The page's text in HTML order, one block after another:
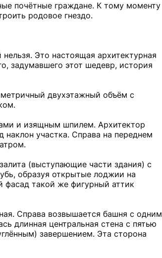
почётные граждане. К тому моменту
родовое гнездо.
Это настоящая архитектурная
задумавшего этот шедевр, история
двухэтажный объём с
и изящным шпилем. Архитектор
участка. Справа на переднем
(выступающие части здания) с
образуя открытые лоджии на
фасад такой же фигурный аттик
Справа возвышается башня с одним
длинная центральная стена с пятью
завершением. Эта сторона